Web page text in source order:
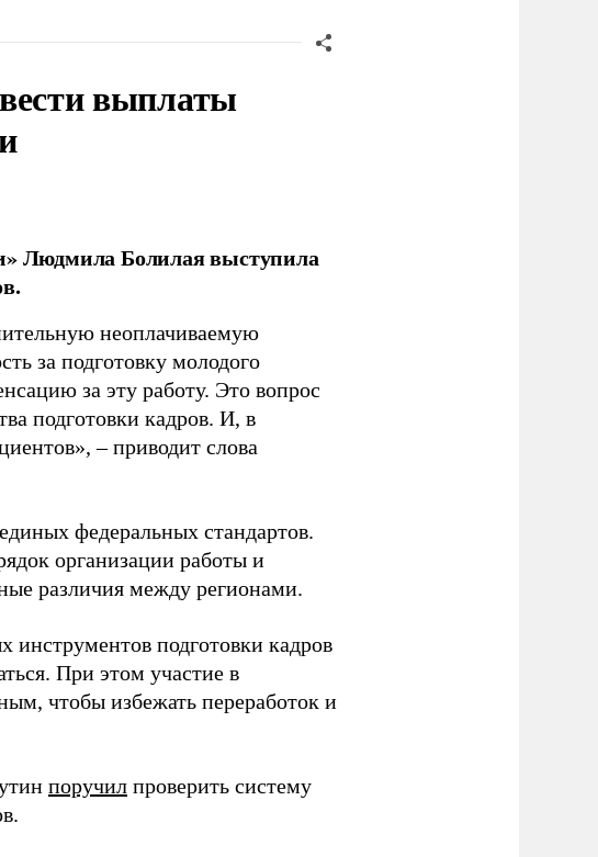
выплаты
Людмила Болилая выступила
неоплачиваемую
за подготовку молодого
за эту работу. Это вопрос
подготовки кадров. И, в
– приводит слова
федеральных стандартов.
организации работы и
различия между регионами.
инструментов подготовки кадров
При этом участие в
чтобы избежать переработок и
поручил проверить систему